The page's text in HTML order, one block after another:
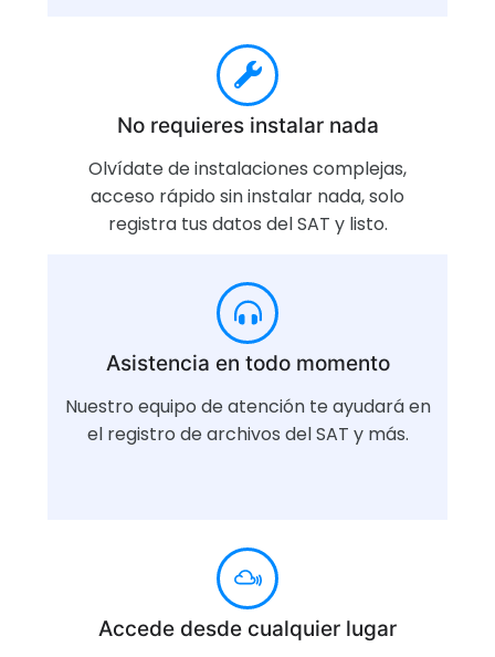
No requieres instalar nada
Olvídate de instalaciones complejas,
acceso rápido sin instalar nada, solo
registra tus datos del SAT y listo.
Asistencia en todo momento
Nuestro equipo de atención te ayudará en
el registro de archivos del SAT y más.
Accede desde cualquier lugar